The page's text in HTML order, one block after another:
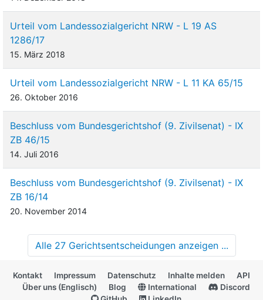
Urteil vom Landessozialgericht NRW - L 19 AS
1286/17
15. März 2018
Urteil vom Landessozialgericht NRW - L 11 KA 65/15
26. Oktober 2016
Beschluss vom Bundesgerichtshof (9. Zivilsenat) - IX
ZB 46/15
14. Juli 2016
Beschluss vom Bundesgerichtshof (9. Zivilsenat) - IX
ZB 16/14
20. November 2014
Alle 27 Gerichtsentscheidungen anzeigen ...
Kontakt Impressum Datenschutz Inhalte melden
API
Über uns (Englisch)
Blog International
Discord